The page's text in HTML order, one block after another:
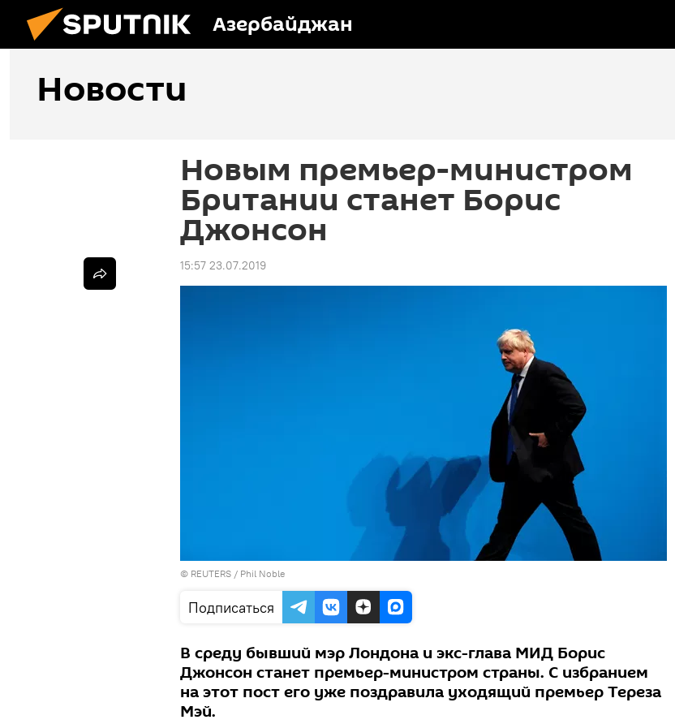
Азербайджан
Новости
Новым премьер-министром
Британии станет Борис
Джонсон
15:57 23.07.2019
© REUTERS / Phil Noble
Подписаться
В среду бывший мэр Лондона и экс-глава МИД Борис
Джонсон станет премьер-министром страны. C избранием
на этот пост его уже поздравила уходящий премьер Тереза
Мэй.